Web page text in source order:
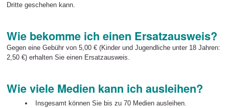
Dritte geschehen kann.
Wie bekomme ich einen Ersatzausweis?
Gegen eine Gebühr von 5,00 € (Kinder und Jugendliche unter 18 Jahren:
2,50 €) erhalten Sie einen Ersatzausweis.
Wie viele Medien kann ich ausleihen?
Insgesamt können Sie bis zu 70 Medien ausleihen.